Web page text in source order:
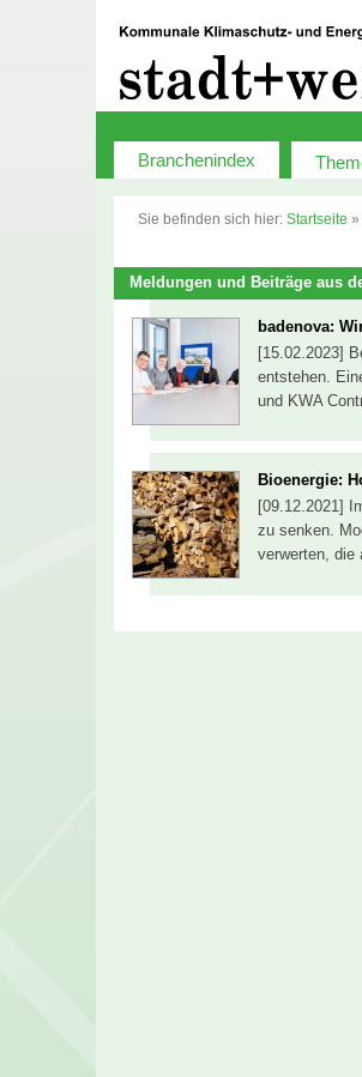
Branchenindex
Sie befinden sich hier: Startseite »
Meldungen und Beiträge aus
badenova:
[15.02.2023]
entstehen.
und KWA
Bioenergie:
[09.12.2021]
zu senken.
verwerten, die